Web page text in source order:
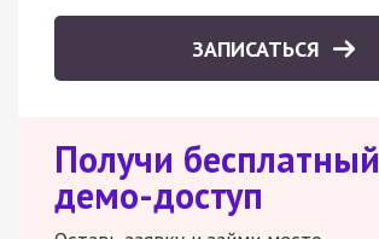
ЗАПИСАТЬСЯ
Получи бесплатный
демо-доступ